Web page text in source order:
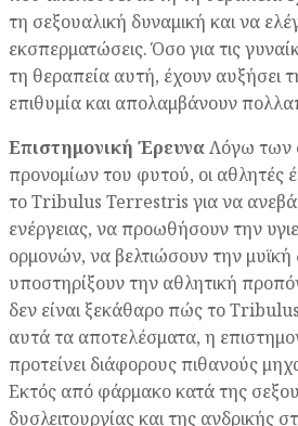
τη σεξουαλική δυναμική και να
εκσπερματώσεις. Όσο για τις
τη θεραπεία αυτή, έχουν αυξήσει
επιθυμία και απολαμβάνουν
Επιστημονική ΈρευναΛόγω των
προνομίων του φυτού, οι αθλητές
το Tribulus Terrestris για να
ενέργειας, να προωθήσουν την
ορμονών, να βελτιώσουν την
υποστηρίξουν την αθλητική
δεν είναι ξεκάθαρο πώς το
αυτά τα αποτελέσματα, η
προτείνει διάφορους πιθανούς
Εκτός από φάρμακο κατά της
δυσλειτουργίας και της ανδρικής